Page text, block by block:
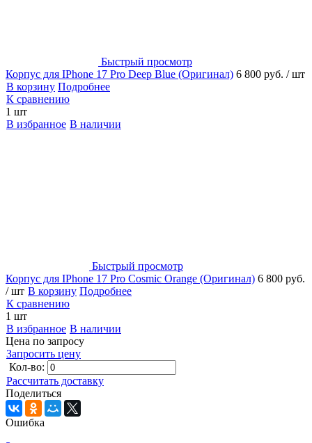
Быстрый просмотр
Корпус для IPhone 17 Pro Deep Blue (Оригинал) 6 800 руб. / шт
В корзину Подробнее
К сравнению
1 шт
В избранное В наличии
Быстрый просмотр
Корпус для IPhone 17 Pro Cosmic Orange (Оригинал) 6 800 руб.
/ шт В корзину Подробнее
К сравнению
1 шт
В избранное В наличии
Цена по запросу
Запросить цену
Кол-во:
Рассчитать доставку
Поделиться
Ошибка